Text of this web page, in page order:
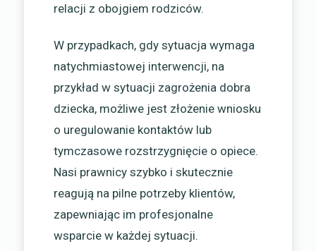
relacji z obojgiem rodziców.
W przypadkach, gdy sytuacja wymaga
natychmiastowej interwencji, na
przykład w sytuacji zagrożenia dobra
dziecka, możliwe jest złożenie wniosku
o uregulowanie kontaktów lub
tymczasowe rozstrzygnięcie o opiece.
Nasi prawnicy szybko i skutecznie
reagują na pilne potrzeby klientów,
zapewniając im profesjonalne
wsparcie w każdej sytuacji.